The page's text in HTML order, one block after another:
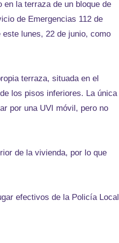
en la terraza de un bloque de
de Emergencias 112 de
lunes, 22 de junio, como
terraza, situada en el
los pisos inferiores. La única
por una UVI móvil, pero no
de la vivienda, por lo que
efectivos de la Policía Local